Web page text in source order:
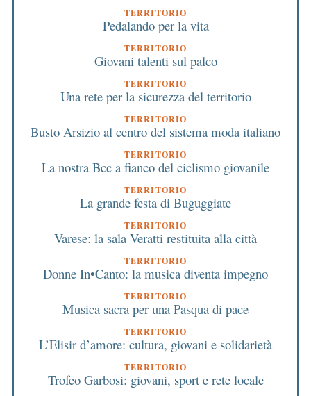
TERRITORIO
Pedalando per la vita
TERRITORIO
Giovani talenti sul palco
TERRITORIO
Una rete per la sicurezza del territorio
TERRITORIO
Busto Arsizio al centro del sistema moda italiano
TERRITORIO
La nostra Bcc a fianco del ciclismo giovanile
TERRITORIO
La grande festa di Buguggiate
TERRITORIO
Varese: la sala Veratti restituita alla città
TERRITORIO
Donne In•Canto: la musica diventa impegno
TERRITORIO
Musica sacra per una Pasqua di pace
TERRITORIO
L’Elisir d’amore: cultura, giovani e solidarietà
TERRITORIO
Trofeo Garbosi: giovani, sport e rete locale